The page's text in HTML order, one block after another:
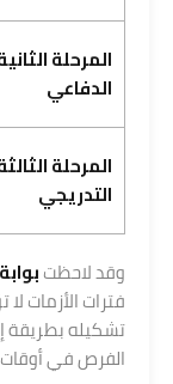
المرحلة
الدفاعي
المرحلة
التدريجي
وقد لاحظت
فترات الأزمات
تشكيله بطريقة
الفرص في